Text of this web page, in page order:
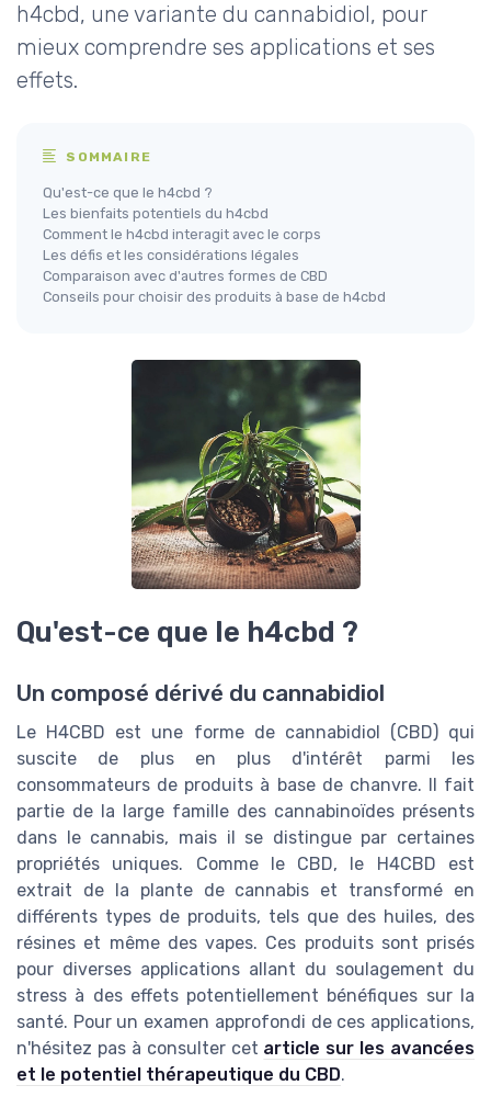
h4cbd, une variante du cannabidiol, pour
mieux comprendre ses applications et ses
effets.
SOMMAIRE
Qu'est-ce que le h4cbd ?
Les bienfaits potentiels du h4cbd
Comment le h4cbd interagit avec le corps
Les défis et les considérations légales
Comparaison avec d'autres formes de CBD
Conseils pour choisir des produits à base de h4cbd
Qu'est-ce que le h4cbd ?
Un composé dérivé du cannabidiol
Le H4CBD est une forme de cannabidiol (CBD) qui
suscite de plus en plus d'intérêt parmi les
consommateurs de produits à base de chanvre. Il fait
partie de la large famille des cannabinoïdes présents
dans le cannabis, mais il se distingue par certaines
propriétés uniques. Comme le CBD, le H4CBD est
extrait de la plante de cannabis et transformé en
différents types de produits, tels que des huiles, des
résines et même des vapes. Ces produits sont prisés
pour diverses applications allant du soulagement du
stress à des effets potentiellement bénéfiques sur la
santé. Pour un examen approfondi de ces applications,
n'hésitez pas à consulter cet article sur les avancées
et le potentiel thérapeutique du CBD.